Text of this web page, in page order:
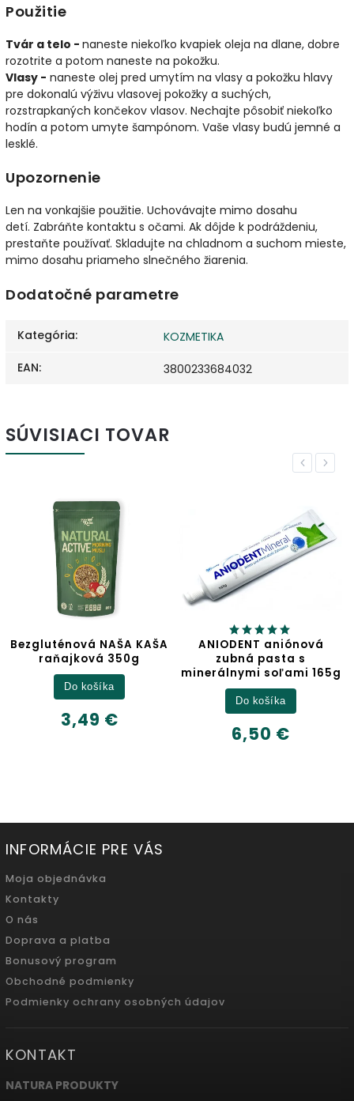
Použitie
Tvár a telo - naneste niekoľko kvapiek oleja na dlane, dobre
rozotrite a potom naneste na pokožku.
Vlasy - naneste olej pred umytím na vlasy a pokožku hlavy
pre dokonalú výživu vlasovej pokožky a suchých,
rozstrapkaných končekov vlasov. Nechajte pôsobiť niekoľko
hodín a potom umyte šampónom. Vaše vlasy budú jemné a
lesklé.
Upozornenie
Len na vonkajšie použitie. Uchovávajte mimo dosahu
detí. Zabráňte kontaktu s očami. Ak dôjde k podráždeniu,
prestaňte používať. Skladujte na chladnom a suchom mieste,
mimo dosahu priameho slnečného žiarenia.
Dodatočné parametre
Kategória:
KOZMETIKA
EAN: 3800233684032
SÚVISIACI TOVAR
Previous
Bezgluténová NAŠA KAŠA
raňajková 350g
3,49 €
Do košíka
ANIODENT aniónová
zubná pasta s
minerálnymi soľami 165g
6,50 €
Do košíka
Next
INFORMÁCIE PRE VÁS
Moja objednávka
Kontakty
O nás
Doprava a platba
Bonusový program
Obchodné podmienky
Podmienky ochrany osobných údajov
KONTAKT
NATURA PRODUKTY